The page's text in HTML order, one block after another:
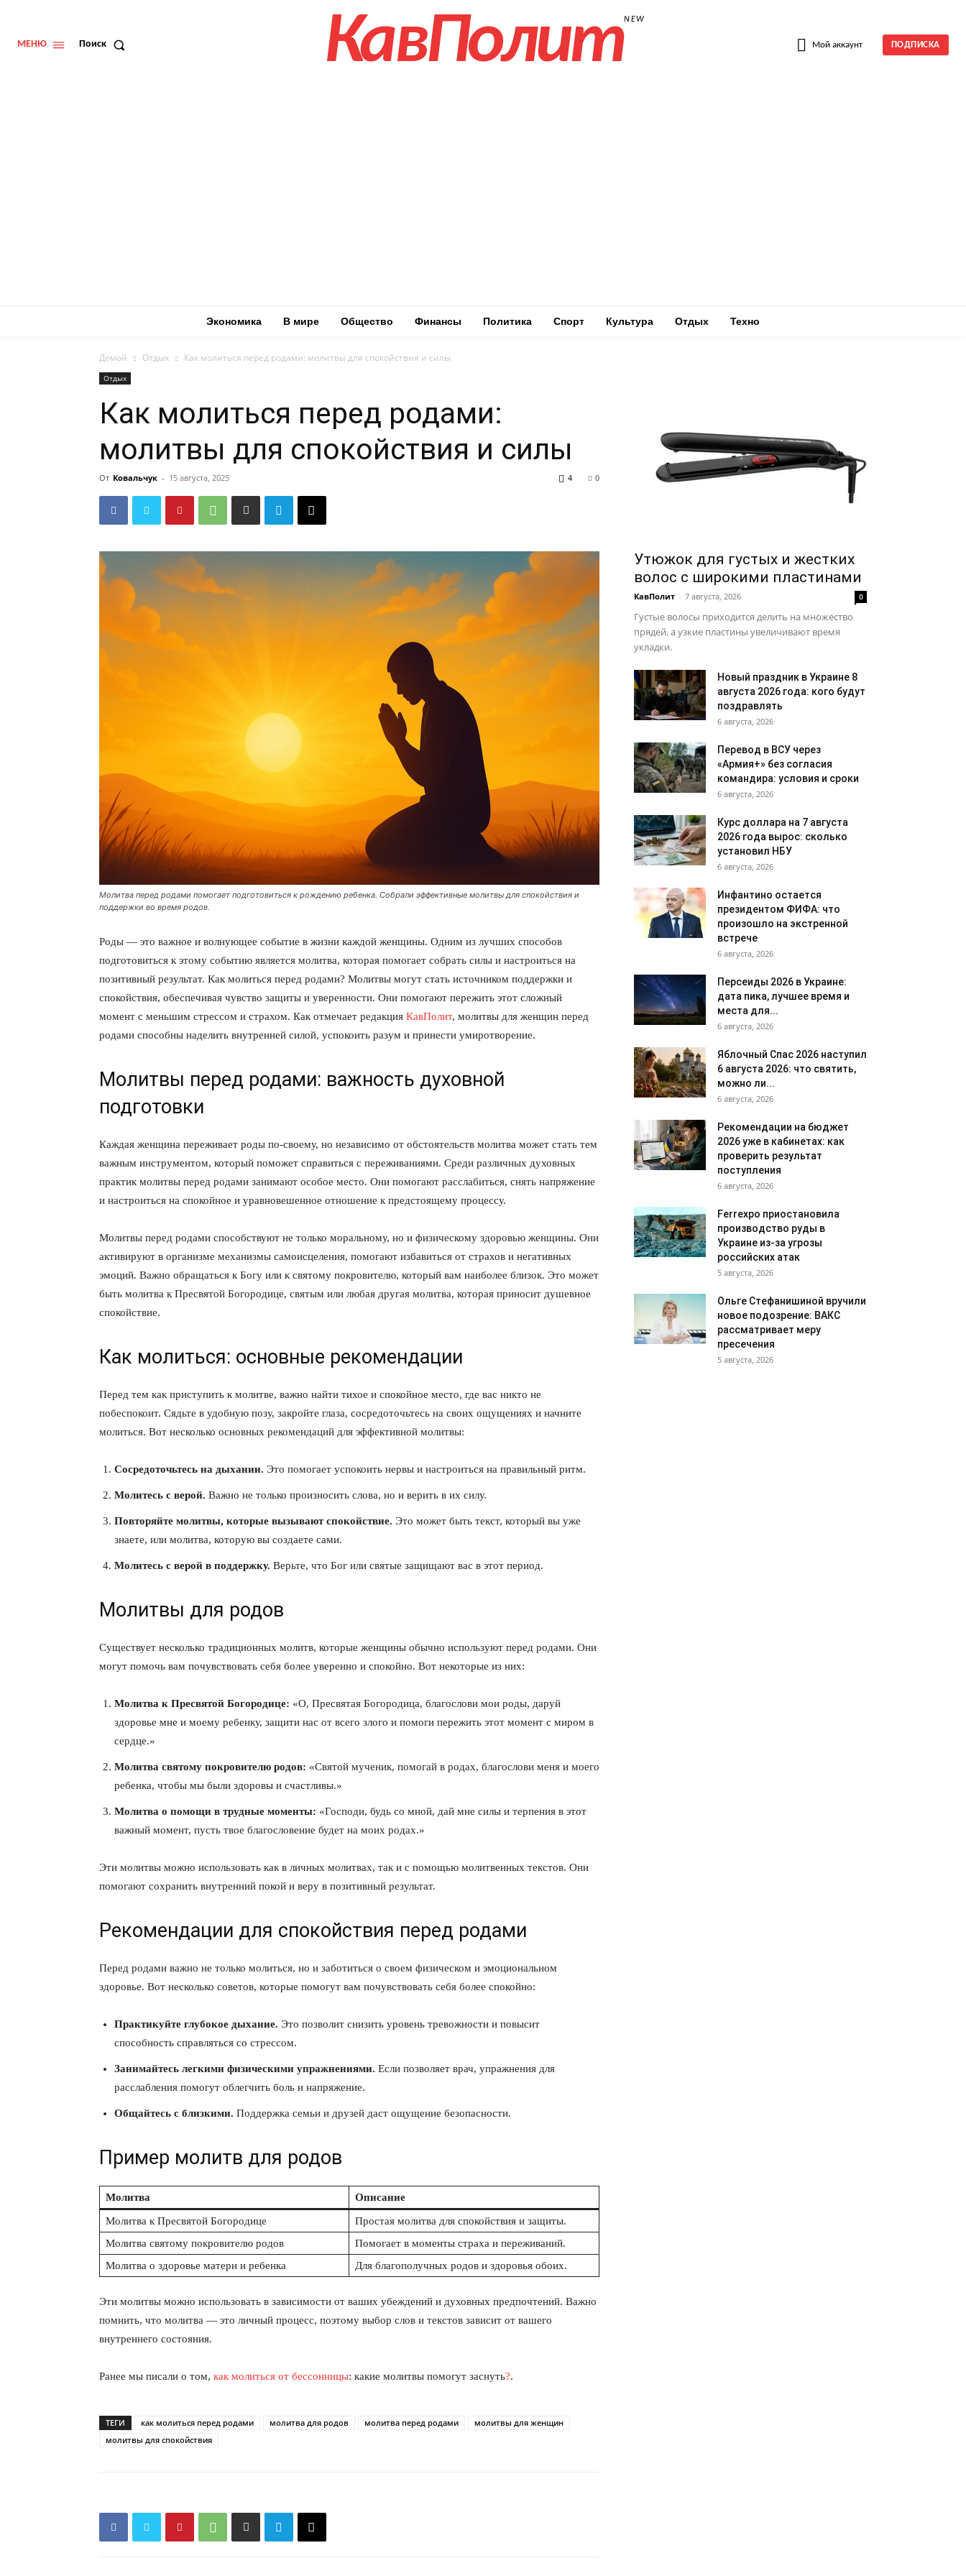
ПОДПИСАТЬСЯ СЕЙЧАС
Связаться с нами
Мой аккаунт
Реклама
МЕНЮ Поиск КавПолитNEW
Мой аккаунт ПОДПИСКА
Экономика В мире Общество Финансы Политика Спорт Культура Отдых Техно
Домой Отдых Как молиться перед родами: молитвы для спокойствия и силы
Отдых
Как молиться перед родами:
молитвы для спокойствия и силы
От Ковальчук - 15 августа, 2025 0
4
Молитва перед родами помогает подготовиться к рождению ребенка. Собрали эффективные молитвы для спокойствия и
поддержки во время родов.
Роды — это важное и волнующее событие в жизни каждой женщины. Одним из лучших способов
подготовиться к этому событию является молитва, которая помогает собрать силы и настроиться на
позитивный результат. Как молиться перед родами? Молитвы могут стать источником поддержки и
спокойствия, обеспечивая чувство защиты и уверенности. Они помогают пережить этот сложный
момент с меньшим стрессом и страхом. Как отмечает редакция КавПолит, молитвы для женщин перед
родами способны наделить внутренней силой, успокоить разум и принести умиротворение.
Молитвы перед родами: важность духовной
подготовки
Каждая женщина переживает роды по-своему, но независимо от обстоятельств молитва может стать тем
важным инструментом, который поможет справиться с переживаниями. Среди различных духовных
практик молитвы перед родами занимают особое место. Они помогают расслабиться, снять напряжение
и настроиться на спокойное и уравновешенное отношение к предстоящему процессу.
Молитвы перед родами способствуют не только моральному, но и физическому здоровью женщины. Они
активируют в организме механизмы самоисцеления, помогают избавиться от страхов и негативных
эмоций. Важно обращаться к Богу или к святому покровителю, который вам наиболее близок. Это может
быть молитва к Пресвятой Богородице, святым или любая другая молитва, которая приносит душевное
спокойствие.
Как молиться: основные рекомендации
Перед тем как приступить к молитве, важно найти тихое и спокойное место, где вас никто не
побеспокоит. Сядьте в удобную позу, закройте глаза, сосредоточьтесь на своих ощущениях и начните
молиться. Вот несколько основных рекомендаций для эффективной молитвы:
Сосредоточьтесь на дыхании. Это помогает успокоить нервы и настроиться на правильный ритм.
Молитесь с верой. Важно не только произносить слова, но и верить в их силу.
Повторяйте молитвы, которые вызывают спокойствие. Это может быть текст, который вы уже
знаете, или молитва, которую вы создаете сами.
Молитесь с верой в поддержку. Верьте, что Бог или святые защищают вас в этот период.
Молитвы для родов
Существует несколько традиционных молитв, которые женщины обычно используют перед родами. Они
могут помочь вам почувствовать себя более уверенно и спокойно. Вот некоторые из них:
Молитва к Пресвятой Богородице: «О, Пресвятая Богородица, благослови мои роды, даруй
здоровье мне и моему ребенку, защити нас от всего злого и помоги пережить этот момент с миром в
сердце.»
Молитва святому покровителю родов: «Святой мученик, помогай в родах, благослови меня и моего
ребенка, чтобы мы были здоровы и счастливы.»
Молитва о помощи в трудные моменты: «Господи, будь со мной, дай мне силы и терпения в этот
важный момент, пусть твое благословение будет на моих родах.»
Эти молитвы можно использовать как в личных молитвах, так и с помощью молитвенных текстов. Они
помогают сохранить внутренний покой и веру в позитивный результат.
Рекомендации для спокойствия перед родами
Перед родами важно не только молиться, но и заботиться о своем физическом и эмоциональном
здоровье. Вот несколько советов, которые помогут вам почувствовать себя более спокойно:
Практикуйте глубокое дыхание. Это позволит снизить уровень тревожности и повысит
способность справляться со стрессом.
Занимайтесь легкими физическими упражнениями. Если позволяет врач, упражнения для
расслабления помогут облегчить боль и напряжение.
Общайтесь с близкими. Поддержка семьи и друзей даст ощущение безопасности.
Пример молитв для родов
Молитва Описание
Молитва к Пресвятой Богородице
Простая молитва для спокойствия и защиты.
Молитва святому покровителю родов
Помогает в моменты страха и переживаний.
Молитва о здоровье матери и ребенка
Для благополучных родов и здоровья обоих.
Эти молитвы можно использовать в зависимости от ваших убеждений и духовных предпочтений. Важно
помнить, что молитва — это личный процесс, поэтому выбор слов и текстов зависит от вашего
внутреннего состояния.
Ранее мы писали о том, как молиться от бессонницы: какие молитвы помогут заснуть?.
ТЕГИ как молиться перед родами молитва для родов молитва перед родами
молитвы для женщин
молитвы для спокойствия
Утюжок для густых и жестких
волос с широкими пластинами
КавПолит - 7 августа, 2026 0
Густые волосы приходится делить на множество
прядей, а узкие пластины увеличивают время
укладки.
Новый праздник в Украине 8
августа 2026 года: кого будут
поздравлять
6 августа, 2026
Перевод в ВСУ через
«Армия+» без согласия
командира: условия и сроки
6 августа, 2026
Курс доллара на 7 августа
2026 года вырос: сколько
установил НБУ
6 августа, 2026
Инфантино остается
президентом ФИФА: что
произошло на экстренной
встрече
6 августа, 2026
Персеиды 2026 в Украине:
дата пика, лучшее время и
места для...
6 августа, 2026
Яблочный Спас 2026 наступил
6 августа 2026: что святить,
можно ли...
6 августа, 2026
Рекомендации на бюджет
2026 уже в кабинетах: как
проверить результат
поступления
6 августа, 2026
Ferrexpo приостановила
производство руды в
Украине из-за угрозы
российских атак
5 августа, 2026
Ольге Стефанишиной вручили
новое подозрение: ВАКС
рассматривает меру
пресечения
5 августа, 2026